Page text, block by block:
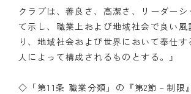
クラブは、善良さ、高潔さ、リーダーシ
て示し、職業上および地域社会で良い風
り、地域社会および世界において奉仕
人によって構成されるものとする。』
◇「第11条 職業分類」の『第2節－制限